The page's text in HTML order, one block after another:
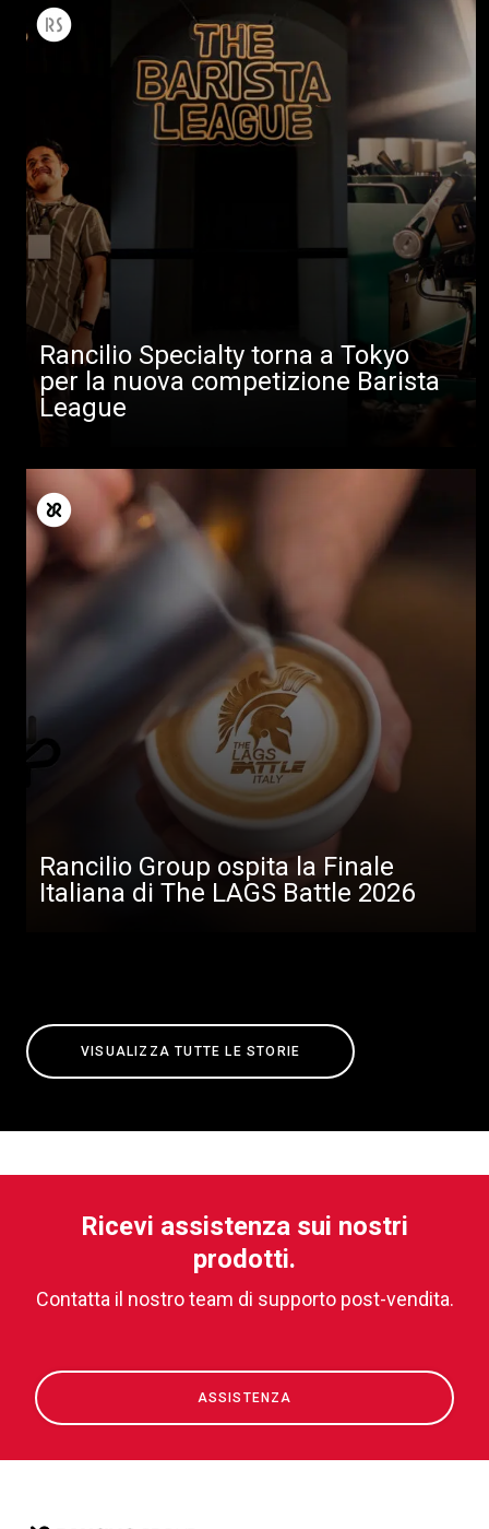
Rancilio Specialty torna a Tokyo
per la nuova competizione Barista
League
Rancilio Group ospita la Finale
Italiana di The LAGS Battle 2026
VISUALIZZA TUTTE LE STORIE
Ricevi assistenza sui nostri
prodotti.
Contatta il nostro team di supporto post-vendita.
ASSISTENZA